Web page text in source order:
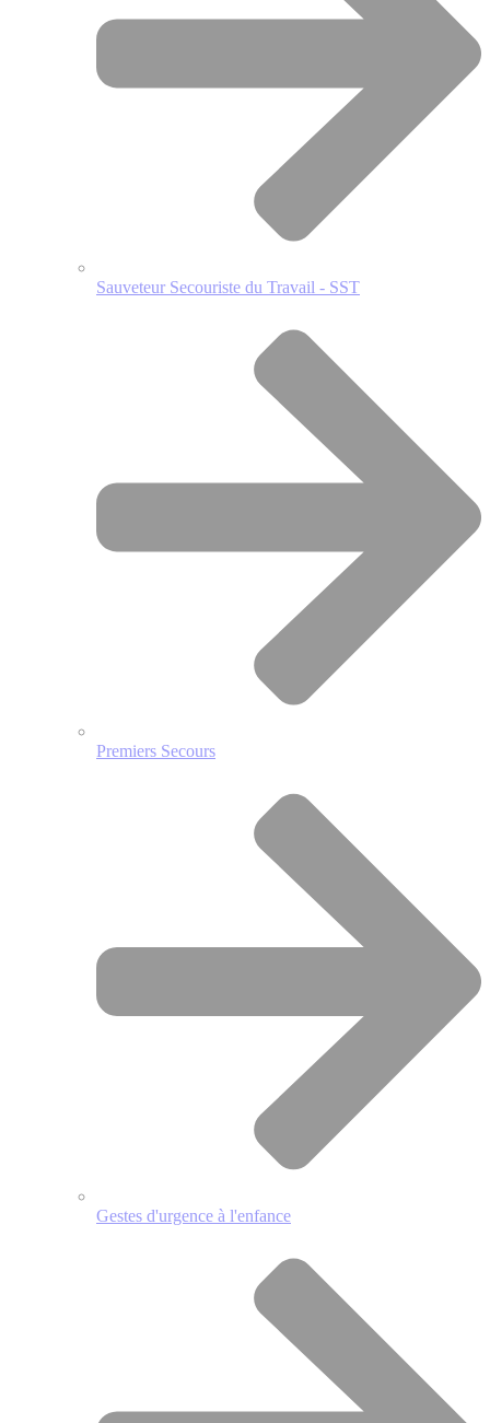
Sauveteur Secouriste du Travail - SST
Premiers Secours
Gestes d'urgence à l'enfance